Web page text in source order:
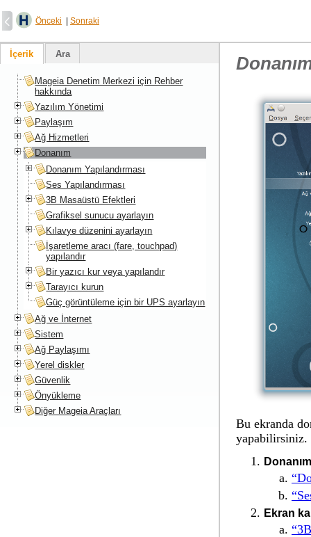
Önceki Sonraki
Bu ekranda
yapabilirsiniz.
Ekran
İçerik Ara
Mageia Denetim Merkezi için Rehber
hakkında
Yazılım Yönetimi
Paylaşım
Ağ Hizmetleri
Donanım
Donanım Yapılandırması
Ses Yapılandırması
3B Masaüstü Efektleri
Grafiksel sunucu ayarlayın
Kılavye düzenini ayarlayın
İşaretleme aracı (fare, touchpad)
yapılandır
Bir yazıcı kur veya yapılandır
Tarayıcı kurun
Güç görüntüleme için bir UPS ayarlayın
Ağ ve İnternet
Sistem
Ağ Paylaşımı
Yerel diskler
Güvenlik
Önyükleme
Diğer Mageia Araçları